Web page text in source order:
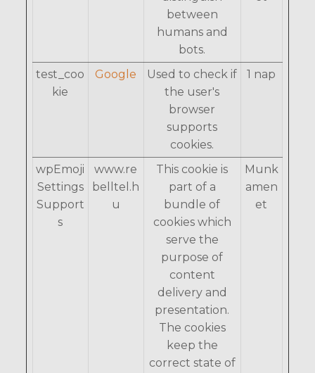
between
humans and
bots.
test_coo
kie
Google
Used to check if
the user's
browser
supports
cookies.
1 nap
wpEmoji
Settings
Support
s
www.re
belltel.h
u
This cookie is
part of a
bundle of
cookies which
serve the
purpose of
content
delivery and
presentation.
The cookies
keep the
correct state of
Munk
amen
et